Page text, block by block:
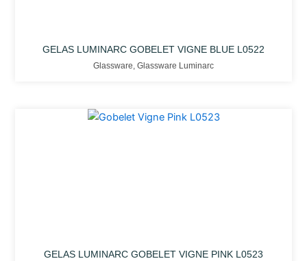
GELAS LUMINARC GOBELET VIGNE BLUE L0522
Glassware, Glassware Luminarc
GELAS LUMINARC GOBELET VIGNE PINK L0523